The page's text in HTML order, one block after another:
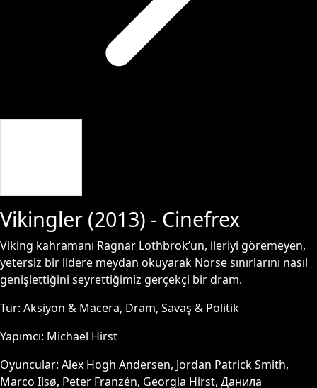
Vikingler (2013) - Cinefrex
Viking kahramanı Ragnar Lothbrok’un, ileriyi göremeyen,
yetersiz bir lidere meydan okuyarak Norse sınırlarını nasıl
genişlettiğini seyrettiğimiz gerçekçi bir dram.
Tür: Aksiyon & Macera, Dram, Savaş & Politik
Yapımcı: Michael Hirst
Oyuncular: Alex Hogh Andersen, Jordan Patrick Smith,
Marco Ilsø, Peter Franzén, Georgia Hirst, Данила